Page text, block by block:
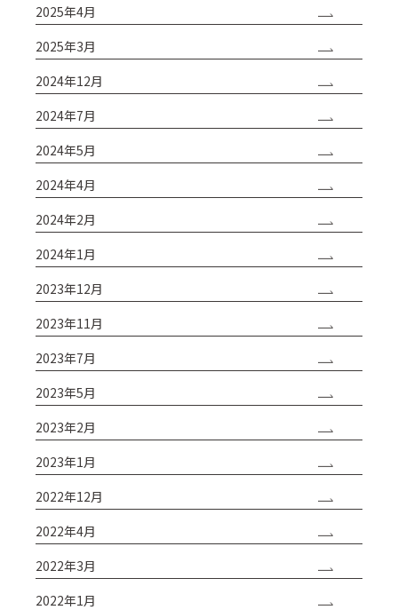
2025年4月
2025年3月
2024年12月
2024年7月
2024年5月
2024年4月
2024年2月
2024年1月
2023年12月
2023年11月
2023年7月
2023年5月
2023年2月
2023年1月
2022年12月
2022年4月
2022年3月
2022年1月